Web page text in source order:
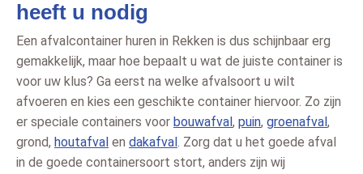
heeft u nodig
Een afvalcontainer huren in Rekken is dus schijnbaar erg
gemakkelijk, maar hoe bepaalt u wat de juiste container is
voor uw klus? Ga eerst na welke afvalsoort u wilt
afvoeren en kies een geschikte container hiervoor. Zo zijn
er speciale containers voor bouwafval , puin, groenafval ,
grond, houtafval en dakafval . Zorg dat u het goede afval
in de goede containersoort stort, anders zijn wij